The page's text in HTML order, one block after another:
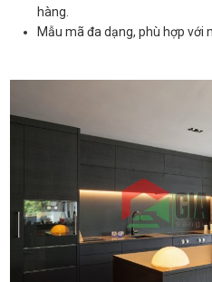
hàng.
Mẫu mã đa dạng, phù hợp với